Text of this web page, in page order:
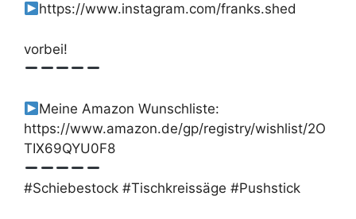
https://www.instagram.com/franks.shed
vorbei!
Meine Amazon Wunschliste:
https://www.amazon.de/gp/registry/wishlist/2O
TIX69QYU0F8
#Schiebestock #Tischkreissäge #Pushstick